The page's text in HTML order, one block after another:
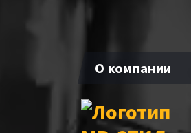
О компании